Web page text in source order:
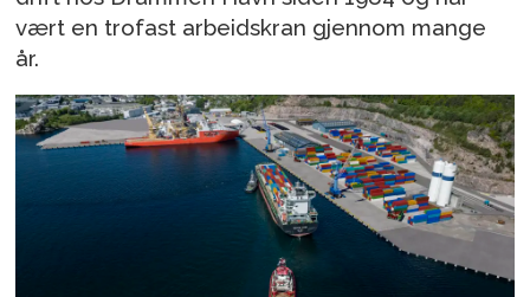
vært en trofast arbeidskran gjennom mange
år.